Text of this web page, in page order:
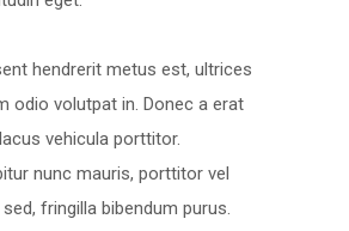
hendrerit metus est, ultrices
odio volutpat in. Donec a erat
vehicula porttitor.
nunc mauris, porttitor vel
fringilla bibendum purus.